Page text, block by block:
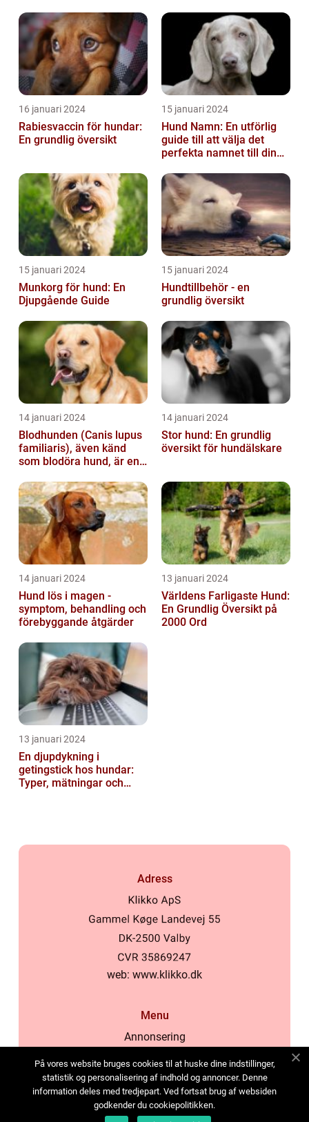
16 januari 2024
Rabiesvaccin för hundar:
En grundlig översikt
15 januari 2024
Hund Namn: En utförlig
guide till att välja det
perfekta namnet till din
15 januari 2024
Munkorg för hund: En
Djupgående Guide
15 januari 2024
Hundtillbehör - en
grundlig översikt
14 januari 2024
Blodhunden (Canis lupus
familiaris), även känd
som blodöra hund, är en
kara...
14 januari 2024
Stor hund: En grundlig
översikt för hundälskare
14 januari 2024
Hund lös i magen -
symptom, behandling och
förebyggande åtgärder
13 januari 2024
Världens Farligaste Hund:
En Grundlig Översikt på
2000 Ord
13 januari 2024
En djupdykning i
getingstick hos hundar:
Typer, mätningar och
Adress
web: www.klikko.dk
Menu
Annonsering
Cookies
Kontakta oss
Sitemap
På vores website bruges cookies til at huske dine indstillinger,
statistik og personalisering af indhold og annoncer. Denne
information deles med tredjepart. Ved fortsat brug af websiden
godkender du cookiepolitikken.